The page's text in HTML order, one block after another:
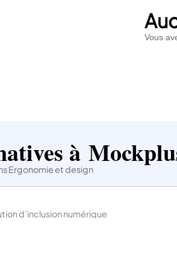
Vous
à
Ergonomie et design
d’inclusion numérique